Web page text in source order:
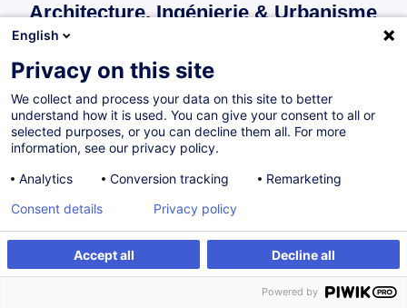
Architecture, Ingénierie & Urbanisme
Consultez toute l'offreArchitecture, Ingénierie &
Urbanisme
ici.
Matériaux, techniques et mise en œuvre
Rückbaubares Bauen mit nachwachsenden
Rohstoffen
English
Privacy on this site
We collect and process your data on this site to better
understand how it is used. You can give your consent to all or
selected purposes, or you can decline them all. For more
information, see our privacy policy.
Analytics
Conversion tracking Remarketing
Accept all Decline all
Consent details Privacy policy
Powered by